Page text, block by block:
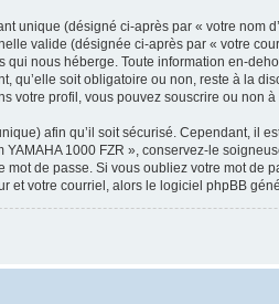
unique (désigné ci-après par « votre
valide (désignée ci-après par « votre
nous héberge. Toute information en-
qu’elle soit obligatoire ou non, reste à la
votre profil, vous pouvez souscrire ou non
afin qu’il soit sécurisé. Cependant, il
YAMAHA 1000 FZR », conservez-le
de passe. Si vous oubliez votre mot
et votre courriel, alors le logiciel phpBB